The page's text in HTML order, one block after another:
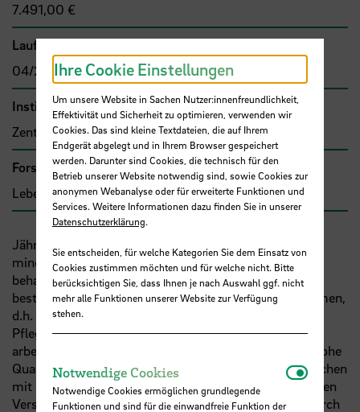
7.491,00 €
Laufzeit
04/2023 - 12/2023
Institut
Zentrum für Pflegeforschung und Beratung
Forschungs- und Transfercluster
Lebensqualität
Jährlich werden in deutschen Krankenhäusern
mindestens 250.000 Behandlungsfälle stationär
behandelt, bei denen ein palliativmedizinischer Bedarf
besteht. Die Teams arbeiten interprofessionell zusammen,
d.h. die unterschiedlichen Berufsgruppen wie
Pflegefachpersonen, Ärzt:innen, Seelsorger:innenusw
arbeiten in enger Absprache miteinander um so eine hohe
Qualität in der Versorgung und Behandlung von Menschen
mit hoher Symptomlast zu erzielen. Die in der palliativen
Versorgung eingebundenen Berufsgruppen können durch
Ihre Cookie Einstellungen
Um unsere Website in Sachen Nutzer:innenfreundlichkeit,
Effektivität und Sicherheit zu optimieren, verwenden wir
Cookies. Das sind kleine Textdateien, die auf Ihrem
Endgerät abgelegt und in Ihrem Browser gespeichert
werden. Darunter sind Cookies, die technisch für den
Betrieb unserer Website notwendig sind, sowie Cookies zur
anonymen Webanalyse oder für erweiterte Funktionen und
Services. Weitere Informationen dazu finden Sie in unserer
Datenschutzerklärung.
Sie entscheiden, für welche Kategorien Sie dem Einsatz von
Cookies zustimmen möchten und für welche nicht. Bitte
berücksichtigen Sie, dass Ihnen je nach Auswahl ggf. nicht
mehr alle Funktionen unserer Website zur Verfügung
stehen.
Notwendige Cookies
Notwendige Cookies ermöglichen grundlegende
Funktionen und sind für die einwandfreie Funktion der